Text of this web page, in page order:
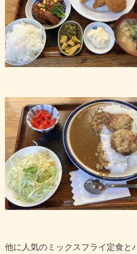
他に人気のミックスフライ定食と